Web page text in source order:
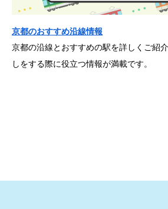
京都のおすすめ沿線情報
京都の沿線とおすすめの駅を詳しくご紹
しをする際に役立つ情報が満載です。